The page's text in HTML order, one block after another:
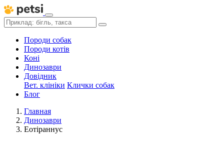
Породи собак
Породи котів
Коні
Динозаври
Довідник
Вет. клініки Клички собак
Блог
Главная
Динозаври
Еотіраннус